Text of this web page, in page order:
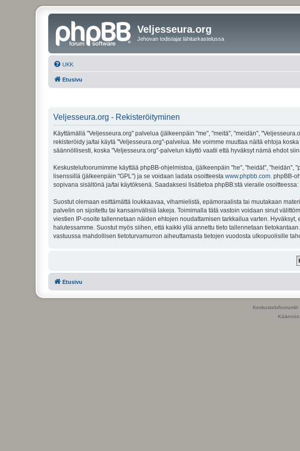
Veljesseura.org
Jehovan todistajat lähitarkastelussa
UKK
Etusivu
Veljesseura.org - Rekisteröityminen
Käyttämällä "Veljesseura.org" palvelua (jälkeenpäin "me", "meitä", "meidän",
rekisteröidy ja/tai käytä "Veljesseura.org"-palvelua. Me voimme muuttaa näitä ehtoja
säännöllisesti, koska "Veljesseura.org"-palvelun käyttö vaatii että hyväksyt nämä ehdot
Keskustelufoorumimme käyttää phpBB-ohjelmistoa, (jälkeenpäin "he", "heidät",
lisenssillä (jälkeenpäin "GPL") ja se voidaan ladata osoitteesta www.phpbb.com. phpBB-
sopivana sisältönä ja/tai käytöksenä. Saadaksesi lisätietoa phpBB:stä vieraile osoitteessa:
Suostut olemaan esittämättä loukkaavaa, vihamielistä, epämoraalista tai muutakaan
palvelin on sijoitettu tai kansainvälisiä lakeja. Toimimalla tätä vastoin voidaan sinut
viestien IP-osoite tallennetaan näiden ehtojen noudattamisen tarkkailua varten.
halutessamme. Suostut myös siihen, että kaikki yllä annettu tieto tallennetaan
vastuussa mahdollisen tietoturvamurron aiheuttamasta tietojen vuodosta ulkopuolisille
Etusivu
Keskustelufoorumin